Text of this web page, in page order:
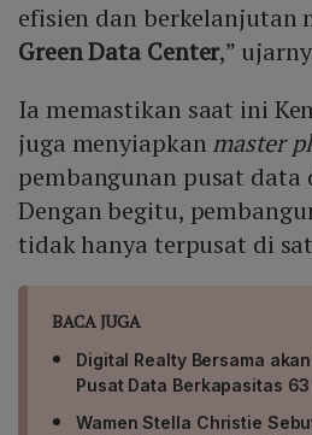
mewujudkan posisi Indonesia
regional di Asia Tenggara.
efisien dan berkelanjutan
Green Data Center,”
Ia memastikan saat ini
juga menyiapkan master
pembangunan pusat data
Dengan begitu,
tidak hanya terpusat di
BACA JUGA
Digital Realty Bersama
Pusat Data Berkapasitas
Wamen Stella Christie